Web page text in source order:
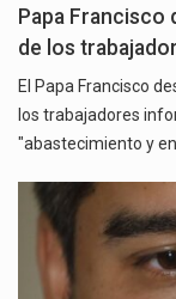
Papa Francisco
de los
El Papa Francisco
los trabajadores
"abastecimiento y